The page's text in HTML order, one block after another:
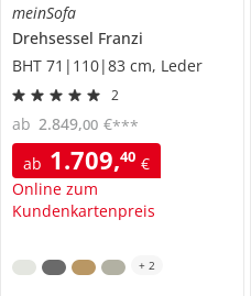
meinSofa
Drehsessel Franzi
BHT 71|110|83 cm, Leder
2
ab 1.709,40 €
Online zum
Kundenkartenpreis
ab 2.849,00 €***
+ 2